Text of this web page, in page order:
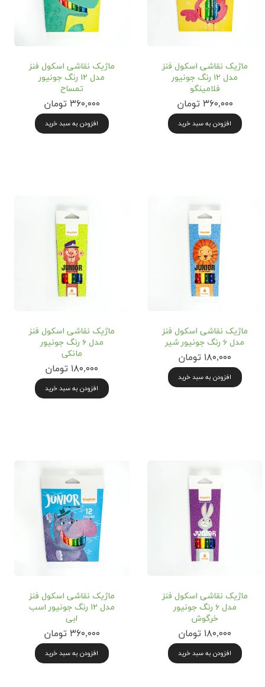
ماژیک نقاشی اسکول فنز
مدل ۱۲ رنگ جونیور
فلامینگو
۳۶۰,۰۰۰ تومان
افزودن به سبد خرید
ماژیک نقاشی اسکول فنز
مدل ۱۲ رنگ جونیور
تمساح
۳۶۰,۰۰۰ تومان
افزودن به سبد خرید
ماژیک نقاشی اسکول فنز
مدل ۶ رنگ جونیور شیر
۱۸۰,۰۰۰ تومان
افزودن به سبد خرید
ماژیک نقاشی اسکول فنز
مدل ۶ رنگ جونیور
مانکی
۱۸۰,۰۰۰ تومان
افزودن به سبد خرید
ماژیک نقاشی اسکول فنز
مدل ۶ رنگ جونیور
خرگوش
۱۸۰,۰۰۰ تومان
افزودن به سبد خرید
ماژیک نقاشی اسکول فنز
مدل ۱۲ رنگ جونیور اسب
ابی
۳۶۰,۰۰۰ تومان
افزودن به سبد خرید